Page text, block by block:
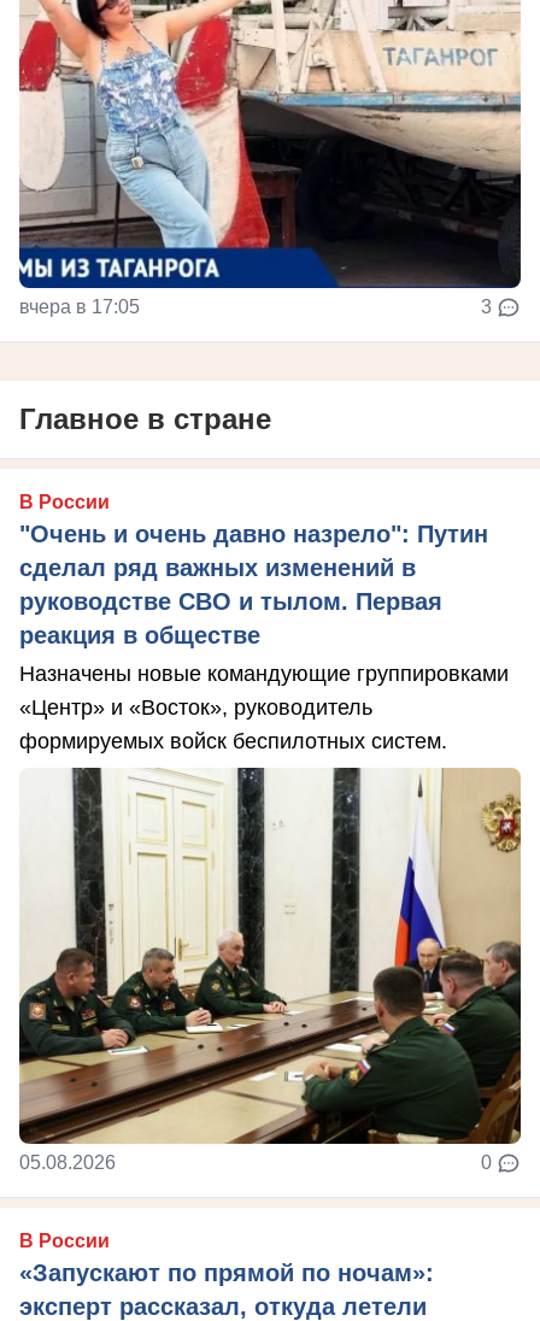
вчера в 17:05 3
Главное в стране
В России
"Очень и очень давно назрело": Путин
сделал ряд важных изменений в
руководстве СВО и тылом. Первая
реакция в обществе
Назначены новые командующие группировками
«Центр» и «Восток», руководитель
формируемых войск беспилотных систем.
05.08.2026 0
В России
«Запускают по прямой по ночам»:
эксперт рассказал, откуда летели